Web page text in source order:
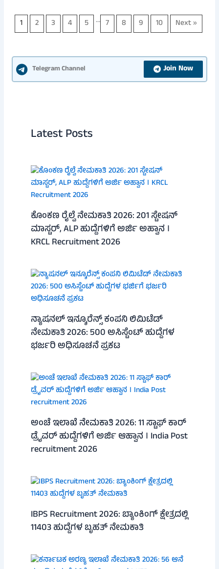
1 2 3 4 5 … 7 8 9 10 Next »
Telegram Channel Join Now
Latest Posts
ಕೊಂಕಣ ರೈಲ್ವೆ ನೇಮಕಾತಿ 2026: 201 ಸ್ಟೇಷನ್
ಮಾಸ್ಟರ್, ALP ಹುದ್ದೆಗಳಿಗೆ ಅರ್ಜಿ ಅಹ್ವಾನ ।
KRCL Recruitment 2026
ನ್ಯಾಷನಲ್ ಇನ್ಶೂರೆನ್ಸ್ ಕಂಪನಿ ಲಿಮಿಟೆಡ್
ನೇಮಕಾತಿ 2026: 500 ಅಸಿಸ್ಟೆಂಟ್ ಹುದ್ದೆಗಳ
ಭರ್ಜರಿ ಅಧಿಸೂಚನೆ ಪ್ರಕಟ
ಅಂಚೆ ಇಲಾಖೆ ನೇಮಕಾತಿ 2026: 11 ಸ್ಟಾಫ್ ಕಾರ್
ಡ್ರೈವರ್ ಹುದ್ದೆಗಳಿಗೆ ಅರ್ಜಿ ಆಹ್ವಾನ । India Post
recruitment 2026
IBPS Recruitment 2026: ಬ್ಯಾಂಕಿಂಗ್ ಕ್ಷೇತ್ರದಲ್ಲಿ
11403 ಹುದ್ದೆಗಳ ಬೃಹತ್ ನೇಮಕಾತಿ